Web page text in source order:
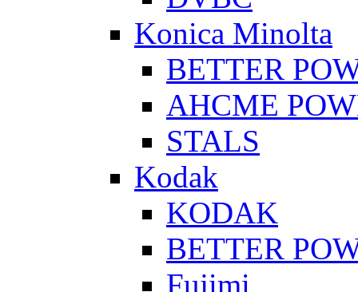
Konica Minolta
BETTER
AHCME
STALS
Kodak
KODAK
BETTER
Fujimi